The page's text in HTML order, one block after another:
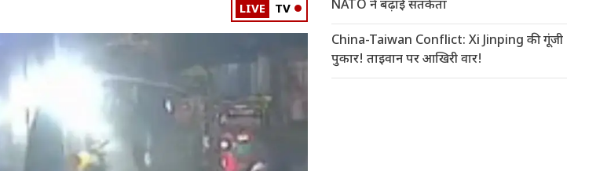
LIVE TV
NATO ने बढ़ाई सतर्कता
China-Taiwan Conflict: Xi Jinping की गूंजी
पुकार! ताइवान पर आखिरी वार!